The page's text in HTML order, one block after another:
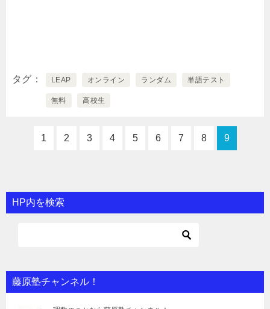
タグ LEAP オンライン ランダム 単語テスト
無料 高校生
1 2 3 4 5 6 7 8 9
HP内を検索
藤原塾チャンネル！